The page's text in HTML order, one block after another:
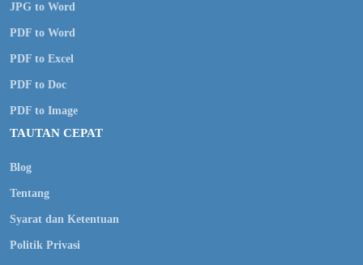
JPG to Word
PDF to Word
PDF to Excel
PDF to Doc
PDF to Image
TAUTAN CEPAT
Blog
Tentang
Syarat dan Ketentuan
Politik Privasi